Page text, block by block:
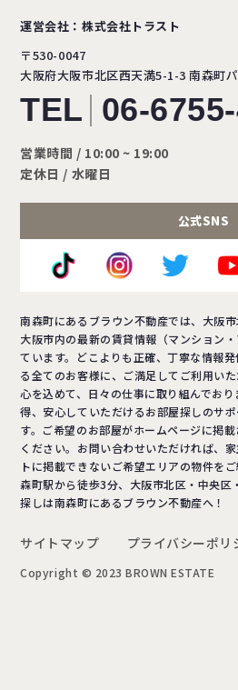
運営会社：株式会社トラスト
〒530-0047
大阪府大阪市北区西天満5-1-3南森町
TEL 06-
営業時間 / 10:00 ~ 19:00
定休日 / 水曜日
公式SNS
南森町にあるブラウン不動産では、大阪
大阪市内の最新の賃貸情報（マンション
ています。どこよりも正確、丁寧な情報
る全てのお客様に、ご満足してご利用い
心を込めて、日々の仕事に取り組んでお
得、安心していただけるお部屋探しのサ
す。ご希望のお部屋がホームページに掲
ください。お問い合わせいただければ、
トに掲載できないご希望エリアの物件を
森町駅から徒歩3分、大阪市北区・中央区
探しは南森町にあるブラウン不動産へ！
サイトマップ プライバシーポリ
Copyright © 2023 BROWN ESTATE